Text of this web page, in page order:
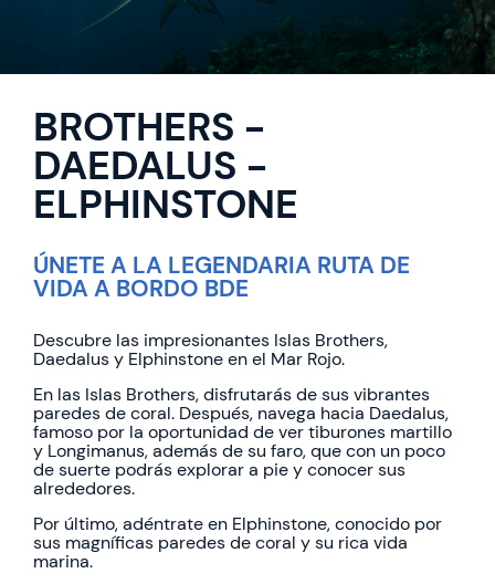
BROTHERS -
DAEDALUS -
ELPHINSTONE
ÚNETE A LA LEGENDARIA RUTA DE
VIDA A BORDO BDE
Descubre las impresionantes Islas Brothers,
Daedalus y Elphinstone en el Mar Rojo.
En las Islas Brothers, disfrutarás de sus vibrantes
paredes de coral. Después, navega hacia Daedalus,
famoso por la oportunidad de ver tiburones martillo
y Longimanus, además de su faro, que con un poco
de suerte podrás explorar a pie y conocer sus
alrededores.
Por último, adéntrate en Elphinstone, conocido por
sus magníficas paredes de coral y su rica vida
marina.